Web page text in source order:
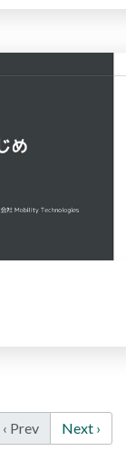
‹ Prev Next ›